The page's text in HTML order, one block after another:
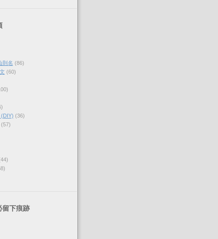
則名 (86)
(60)
(36)
(57)
留下痕跡